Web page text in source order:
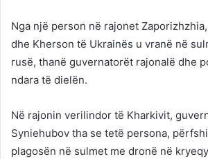
Nga një person në rajonet
dhe Kherson të Ukrainës u vranë në
rusë, thanë guvernatorët rajonalë dhe
ndara të dielën.
Në rajonin verilindor të Kharkivit,
Syniehubov tha se tetë persona,
plagosën në sulmet me dronë në